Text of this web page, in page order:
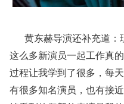
黄东赫导演还补充道：
这么多新演员一起工作真
过程让我学到了很多，每
有很多知名演员，也有接